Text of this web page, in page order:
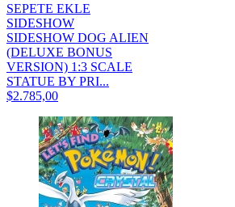
SEPETE EKLE
SIDESHOW
SIDESHOW DOG ALIEN
(DELUXE BONUS
VERSION) 1:3 SCALE
STATUE BY PRI...
$2.785,00